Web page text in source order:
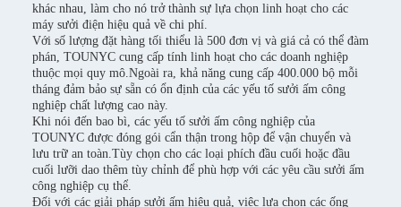
khác nhau, làm cho nó trở thành sự lựa chọn linh hoạt cho các
máy sưởi điện hiệu quả về chi phí.
Với số lượng đặt hàng tối thiểu là 500 đơn vị và giá cả có thể đàm
phán, TOUNYC cung cấp tính linh hoạt cho các doanh nghiệp
thuộc mọi quy mô.Ngoài ra, khả năng cung cấp 400.000 bộ mỗi
tháng đảm bảo sự sẵn có ổn định của các yếu tố sưởi ấm công
nghiệp chất lượng cao này.
Khi nói đến bao bì, các yếu tố sưởi ấm công nghiệp của
TOUNYC được đóng gói cẩn thận trong hộp để vận chuyển và
lưu trữ an toàn.Tùy chọn cho các loại phích đầu cuối hoặc đầu
cuối lưỡi dao thêm tùy chỉnh để phù hợp với các yêu cầu sưởi ấm
công nghiệp cụ thể.
Đối với các giải pháp sưởi ấm hiệu quả, việc lựa chọn các ống